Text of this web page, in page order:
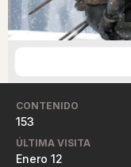
CONTENIDO
153
ÚLTIMA VISITA
Enero 12